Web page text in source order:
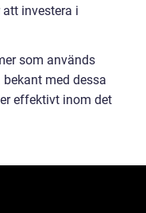
investera i
som används
med dessa
effektivt inom det